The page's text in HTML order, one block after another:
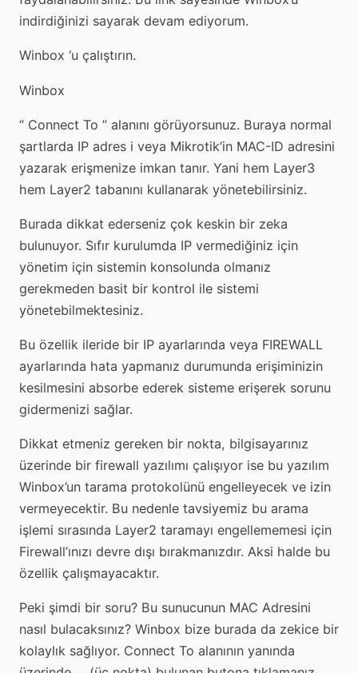
indirdiğinizi sayarak devam ediyorum.
Winbox ‘u çalıştırın.
Winbox
“ Connect To ” alanını görüyorsunuz. Buraya normal
şartlarda IP adres i veya Mikrotik’in MAC-ID adresini
yazarak erişmenize imkan tanır. Yani hem Layer3
hem Layer2 tabanını kullanarak yönetebilirsiniz.
Burada dikkat ederseniz çok keskin bir zeka
bulunuyor. Sıfır kurulumda IP vermediğiniz için
yönetim için sistemin konsolunda olmanız
gerekmeden basit bir kontrol ile sistemi
yönetebilmektesiniz.
Bu özellik ileride bir IP ayarlarında veya FIREWALL
ayarlarında hata yapmanız durumunda erişiminizin
kesilmesini absorbe ederek sisteme erişerek sorunu
gidermenizi sağlar.
Dikkat etmeniz gereken bir nokta, bilgisayarınız
üzerinde bir firewall yazılımı çalışıyor ise bu yazılım
Winbox’un tarama protokolünü engelleyecek ve izin
vermeyecektir. Bu nedenle tavsiyemiz bu arama
işlemi sırasında Layer2 taramayı engellememesi için
Firewall’ınızı devre dışı bırakmanızdır. Aksi halde bu
özellik çalışmayacaktır.
Peki şimdi bir soru? Bu sunucunun MAC Adresini
nasıl bulacaksınız? Winbox bize burada da zekice bir
kolaylık sağlıyor. Connect To alanının yanında